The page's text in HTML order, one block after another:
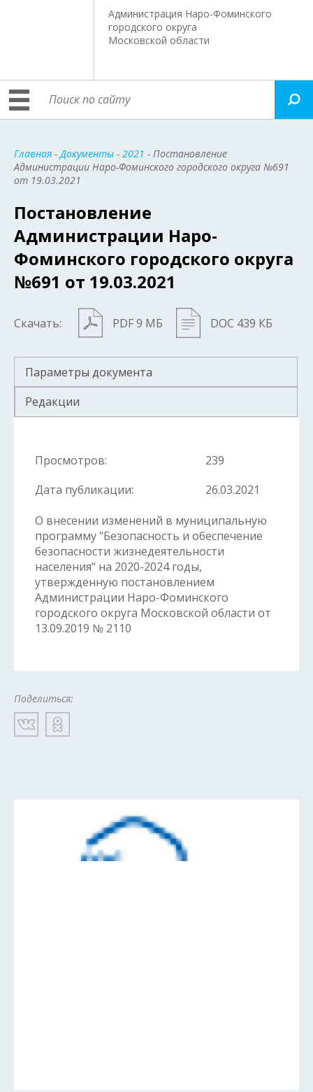
Администрация Наро-Фоминского
городского округа
Московской области
Главная -Документы - 2021 - Постановление
Администрации Наро-Фоминского городского округа №691
от 19.03.2021
Постановление
Администрации Наро-
Фоминского городского округа
№691 от 19.03.2021
Скачать: PDF 9 МБ DOC 439 КБ
Параметры документа
Редакции
Просмотров:
239
Дата публикации:
26.03.2021
О внесении изменений в муниципальную
программу "Безопасность и обеспечение
безопасности жизнедеятельности
населения" на 2020-2024 годы,
утвержденную постановлением
Администрации Наро-Фоминского
городского округа Московской области от
13.09.2019 № 2110
Поделиться: